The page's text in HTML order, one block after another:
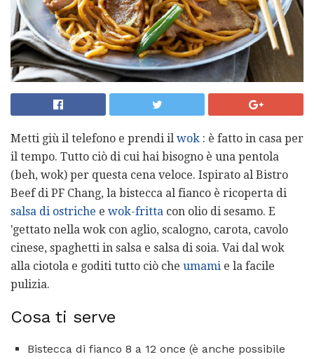
Metti giù il telefono e prendi il wok : è fatto in casa per
il tempo. Tutto ciò di cui hai bisogno è una pentola
(beh, wok) per questa cena veloce. Ispirato al Bistro
Beef di PF Chang, la bistecca al fianco è ricoperta di
salsa di ostriche e wok-fritta con olio di sesamo. E
'gettato nella wok con aglio, scalogno, carota, cavolo
cinese, spaghetti in salsa e salsa di soia. Vai dal wok
alla ciotola e goditi tutto ciò che umami e la facile
pulizia.
Cosa ti serve
Bistecca di fianco 8 a 12 once (è anche possibile